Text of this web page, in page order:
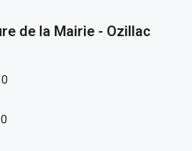
de la Mairie - Ozillac